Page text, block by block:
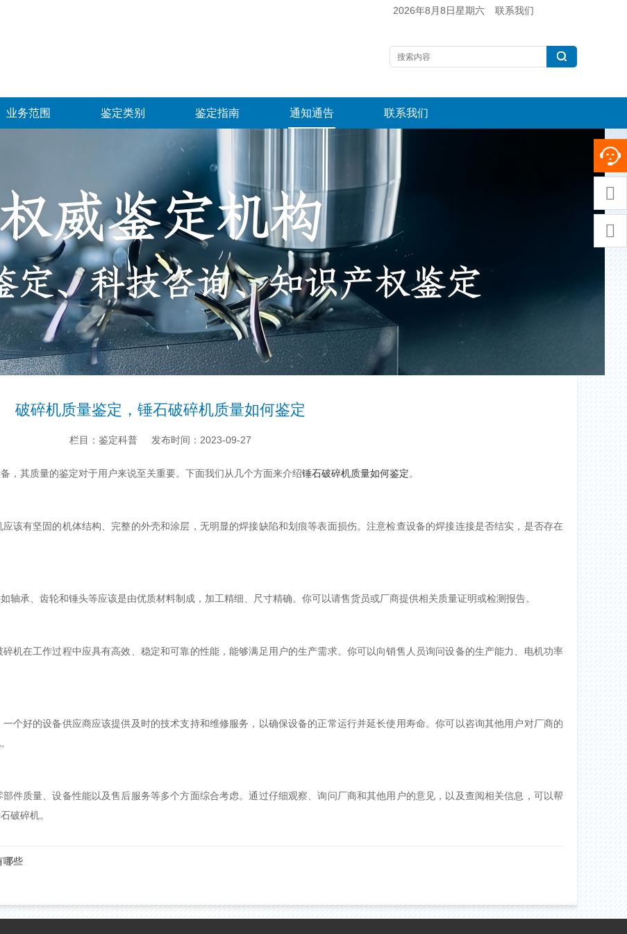
2026年8月8日星期六 联系我们
业务范围 鉴定类别 鉴定指南 通知通告 联系我们
破碎机质量鉴定，锤石破碎机质量如何鉴定
栏目：鉴定科普 发布时间：2023-09-27
，其质量的鉴定对于用户来说至关重要。下面我们从几个方面来介绍锤石破碎机质量如何鉴定。
该有坚固的机体结构、完整的外壳和涂层，无明显的焊接缺陷和划痕等表面损伤。注意检查设备的焊接连接是否结实，是否存在
轴承、齿轮和锤头等应该是由优质材料制成，加工精细、尺寸精确。你可以请售货员或厂商提供相关质量证明或检测报告。
机在工作过程中应具有高效、稳定和可靠的性能，能够满足用户的生产需求。你可以向销售人员询问设备的生产能力、电机功率
个好的设备供应商应该提供及时的技术支持和维修服务，以确保设备的正常运行并延长使用寿命。你可以咨询其他用户对厂商的
件质量、设备性能以及售后服务等多个方面综合考虑。通过仔细观察、询问厂商和其他用户的意见，以及查阅相关信息，可以帮
破碎机。
哪些

